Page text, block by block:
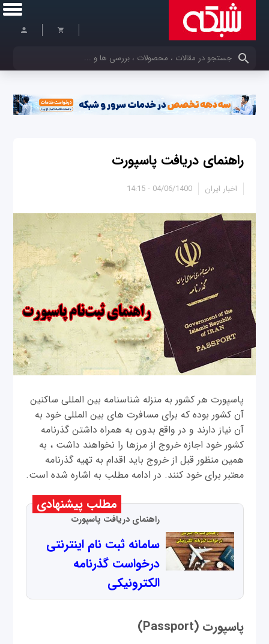
کلمات کلیدی خود را وارد کنید
راهنمای دریافت پاسپورت
04/06/1400 - 14:15 اخبار ایران
پاسپورت هر کشور به منزله شناسنامه بین المللی ساکنین
آن کشور بوده که برای مسافرت های بین المللی خود به
آن نیاز دارند و در واقع بدون به همراه داشتن گذرنامه
کشور خود اجازه خروج از مرزها را نخواهند داشت ، به
همین منظور قبل از خروج باید اقدام به تهیه گذرنامه
معتبر برای خود کنند. در ادامه مطلب به اشاره شده است.
مطلب پیشنهادی
راهنمای دریافت پاسپورت
سامانه ثبت نام اینترنتی
درخواست گذرنامه
الکترونیکی
پاسپورت (Passport)